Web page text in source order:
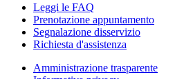
Leggi le FAQ
Prenotazione appuntamento
Segnalazione disservizio
Richiesta d'assistenza
Amministrazione trasparente